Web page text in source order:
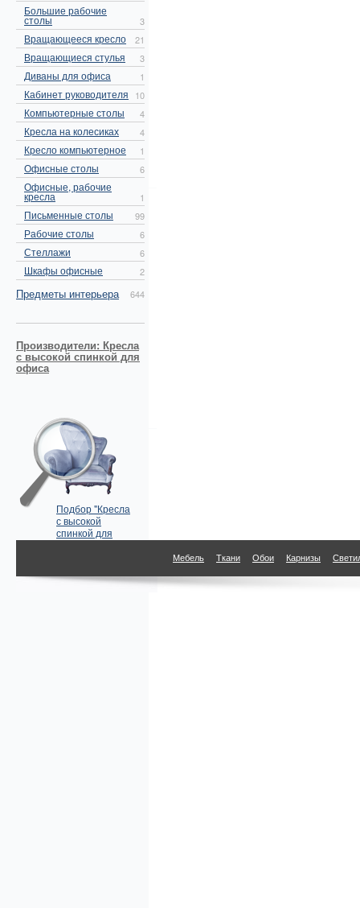
Большие рабочие
столы 3
Вращающееся кресло 21
Вращающиеся стулья 3
Диваны для офиса 1
Кабинет руководителя 10
Компьютерные столы 4
Кресла на колесиках 4
Кресло компьютерное 1
Офисные столы 6
Офисные, рабочие
кресла 1
Письменные столы 99
Рабочие столы 6
Стеллажи 6
Шкафы офисные 2
Предметы интерьера 644
Производители: Кресла
с высокой спинкой для
офиса
Подбор "Кресла
с высокой
спинкой для
офиса" по
Мебель Ткани Обои Карнизы